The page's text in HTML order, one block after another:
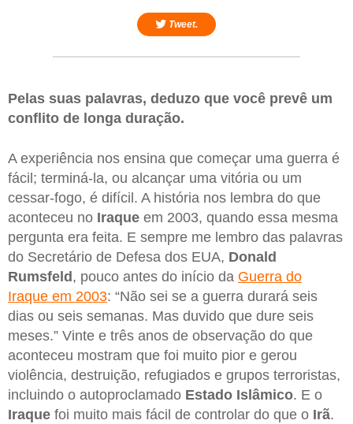
Tweet.
Pelas suas palavras, deduzo que você prevê um
conflito de longa duração.
A experiência nos ensina que começar uma guerra é
fácil; terminá-la, ou alcançar uma vitória ou um
cessar-fogo, é difícil. A história nos lembra do que
aconteceu no Iraque em 2003, quando essa mesma
pergunta era feita. E sempre me lembro das palavras
do Secretário de Defesa dos EUA, Donald
Rumsfeld , pouco antes do início da Guerra do
Iraque em 2003: “Não sei se a guerra durará seis
dias ou seis semanas. Mas duvido que dure seis
meses.” Vinte e três anos de observação do que
aconteceu mostram que foi muito pior e gerou
violência, destruição, refugiados e grupos terroristas,
incluindo o autoproclamado Estado Islâmico. E o
Iraque foi muito mais fácil de controlar do que o Irã.